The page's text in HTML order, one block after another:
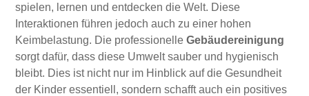
spielen, lernen und entdecken die Welt. Diese
Interaktionen führen jedoch auch zu einer hohen
Keimbelastung. Die professionelleGebäudereinigung
sorgt dafür, dass diese Umwelt sauber und hygienisch
bleibt. Dies ist nicht nur im Hinblick auf die Gesundheit
der Kinder essentiell, sondern schafft auch ein positives